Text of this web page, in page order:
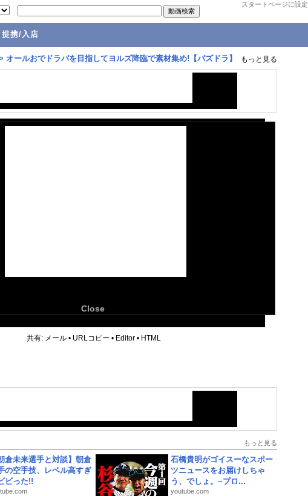
スタートページに設定
提携/入店
オールおでドラパを目指してヨルズ降臨で素材集め!【パズドラ】 もっと見る
Close
共有: メール • URLコピー • Editor • HTML
もっと見る
倉未来選手と対談】朝倉
の空手技、レベル高すぎ
ビった!!
石橋貴明がゴイスーなスポー
ツニュースをお届けしちゃ
う、でしょ。~プロ...
youtube.com